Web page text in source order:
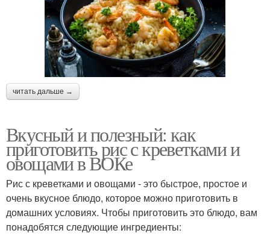
читать дальше →
Вкусный и полезный: как
приготовить рис с креветками и
овощами в ВОКе
Рис с креветками и овощами - это быстрое, простое и
очень вкусное блюдо, которое можно приготовить в
домашних условиях. Чтобы приготовить это блюдо, вам
понадобятся следующие ингредиенты: